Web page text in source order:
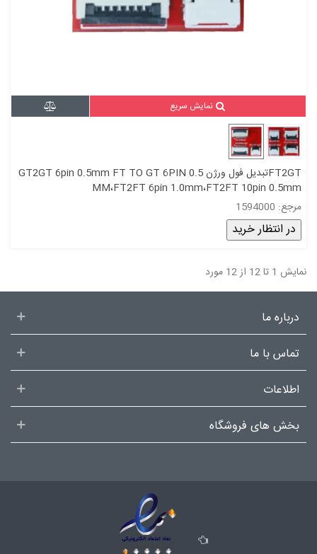
نمایش سریع
FT2GTتبدیل فول ورژن GT2GT 6pin 0.5mm FT TO GT 6PIN 0.5
MM،FT2FT 6pin 1.0mm،FT2FT 10pin 0.5mm
مرجع: 1594000
در انتظار خرید
نمایش 1 تا 12 از 12 مورد
درباره ما
تماس با ما
اطلاعات
بخش های فروشگاه